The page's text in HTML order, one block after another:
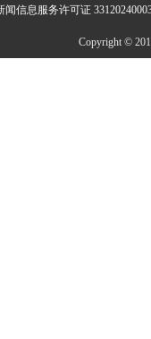
闻信息服务许可证
Copyright ©